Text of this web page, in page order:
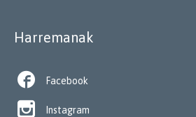
Harremanak
 Facebook
 Instagram